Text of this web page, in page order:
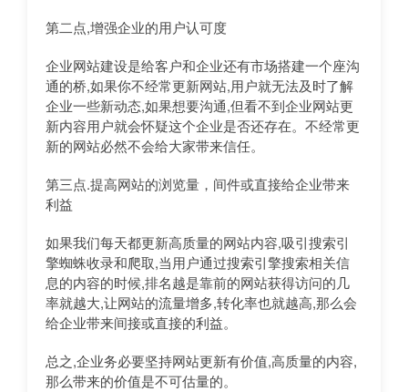
第二点,增强企业的用户认可度
企业网站建设是给客户和企业还有市场搭建一个座沟
通的桥,如果你不经常更新网站,用户就无法及时了解
企业一些新动态,如果想要沟通,但看不到企业网站更
新内容用户就会怀疑这个企业是否还存在。不经常更
新的网站必然不会给大家带来信任。
第三点.提高网站的浏览量，间件或直接给企业带来
利益
如果我们每天都更新高质量的网站内容,吸引搜索引
擎蜘蛛收录和爬取,当用户通过搜索引擎搜索相关信
息的内容的时候,排名越是靠前的网站获得访问的几
率就越大,让网站的流量增多,转化率也就越高,那么会
给企业带来间接或直接的利益。
总之,企业务必要坚持网站更新有价值,高质量的内容,
那么带来的价值是不可估量的。